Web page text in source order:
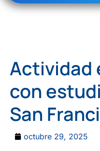
Actividad
con
San
octubre 29, 2025